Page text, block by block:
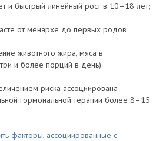
и быстрый линейный рост в 10–18 лет;
от менархе до первых родов;
животного жира, мяса в
и более порций в день).
риска ассоциирована
гормональной терапии более 8–15
факторы, ассоциированные с